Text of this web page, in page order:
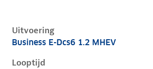
Uitvoering
Citroen C3 iv, 1.2 mhev, 81 kW,
Business E-Dcs6 1.2 MHEV
Looptijd